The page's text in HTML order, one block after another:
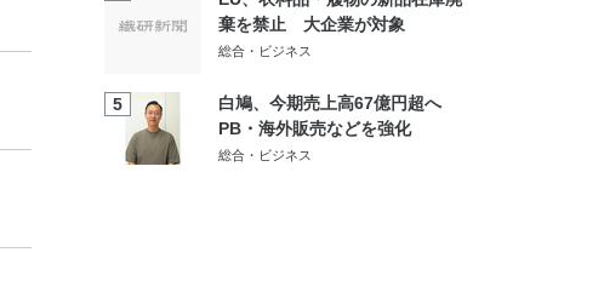
棄を禁止 大企業が対象
総合・ビジネス
5
白鳩、今期売上高67億円超へ
PB・海外販売などを強化
総合・ビジネス